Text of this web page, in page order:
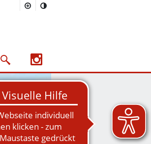
Suchmaske öffnen/schließen